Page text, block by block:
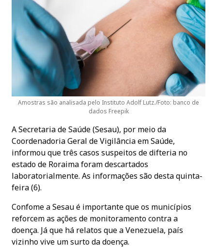
Amostras são analisada pelo Instituto Adolf Lutz./Foto: banco de
dados Freepik
A Secretaria de Saúde (Sesau), por meio da
Coordenadoria Geral de Vigilância em Saúde,
informou que três casos suspeitos de difteria no
estado de Roraima foram descartados
laboratorialmente. As informações são desta quinta-
feira (6).
Confome a Sesau é importante que os municípios
reforcem as ações de monitoramento contra a
doença. Já que há relatos que a Venezuela, país
vizinho vive um surto da doença.